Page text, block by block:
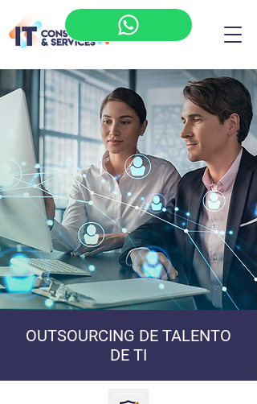
OUTSOURCING DE TALENTO
DE TI